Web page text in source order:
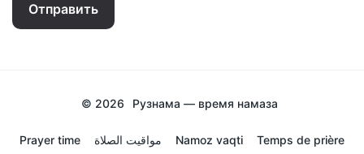
Отправить
© 2026 Рузнама — время намаза
Prayer time مواقيت الصلاة Namoz vaqti
Temps de prière